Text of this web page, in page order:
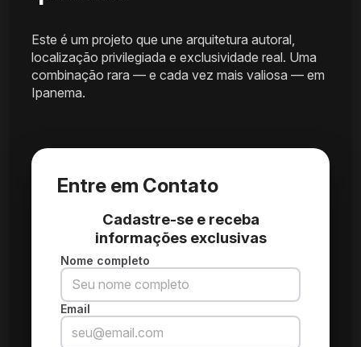
Este é um projeto que une arquitetura autoral,
localização privilegiada e exclusividade real. Uma
combinação rara — e cada vez mais valiosa — em
Ipanema.
Entre em Contato
Cadastre-se e receba
informações exclusivas
Nome completo
Email